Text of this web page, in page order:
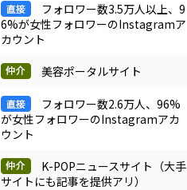
フォロワー数3.5万人以上、9
6%が女性フォロワーのInstagramア
カウント
美容ポータルサイト
フォロワー数2.6万人、96%
が女性フォロワーのInstagramアカ
ウント
K-POPニュースサイト（大手
サイトにも記事を提供アリ）